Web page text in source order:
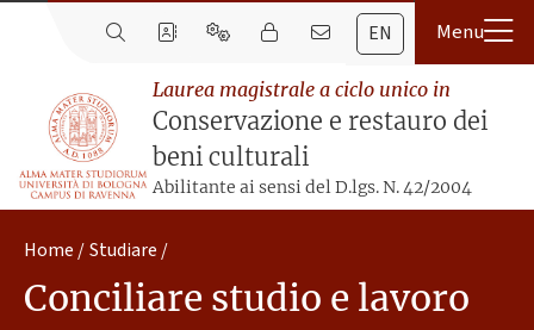
EN
Laurea magistrale a ciclo unico in
Conservazione e restauro dei
beni culturali
Abilitante ai sensi del D.lgs. N. 42/2004
Home Studiare
Conciliare studio e lavoro